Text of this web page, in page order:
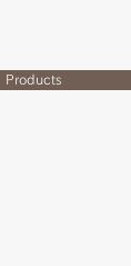
Products